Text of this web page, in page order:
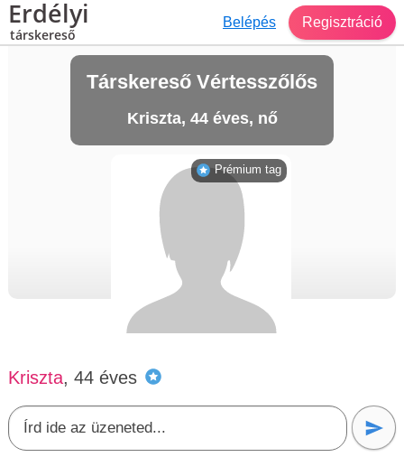
Erdélyi
társkereső
Belépés Regisztráció
Társkereső Vértesszőlős
Kriszta, 44 éves, nő
Kriszta, 44 éves
Prémium tag